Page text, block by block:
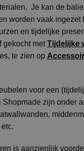
Je kan de
worden vaak ingezet
en tijdelijke
gekocht metTijdelijke
te zien op
voor een
zijn onder
is aanzienlijk